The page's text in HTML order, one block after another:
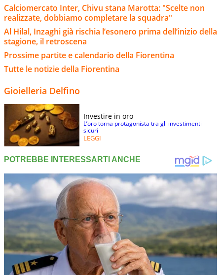
Calciomercato Inter, Chivu stana Marotta: "Scelte non
realizzate, dobbiamo completare la squadra"
Al Hilal, Inzaghi già rischia l’esonero prima dell’inizio della
stagione, il retroscena
Prossime partite e calendario della Fiorentina
Tutte le notizie della Fiorentina
Gioielleria Delfino
Investire in oro
L’oro torna protagonista tra gli investimenti
sicuri
LEGGI